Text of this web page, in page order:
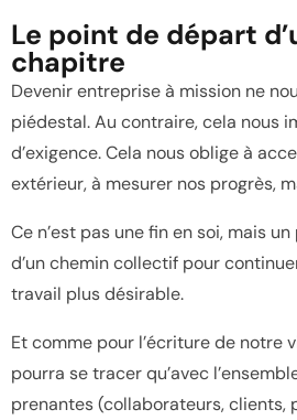
Le point de départ
chapitre
Devenir entreprise à mission ne
piédestal. Au contraire, cela nous
d’exigence. Cela nous oblige à
extérieur, à mesurer nos progrès,
Ce n’est pas une fin en soi, mais un
d’un chemin collectif pour
travail plus désirable.
Et comme pour l’écriture de notre
pourra se tracer qu’avec
prenantes (collaborateurs, clients,